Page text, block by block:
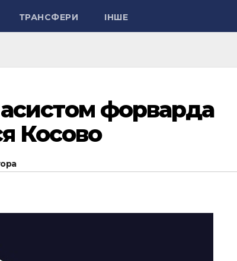
ТРАНСФЕРИ ІНШЕ
асистом форварда
Косово